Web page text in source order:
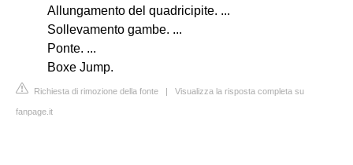
Allungamento del quadricipite. ...
Sollevamento gambe. ...
Ponte. ...
Boxe Jump.
Richiesta di rimozione della fonte | Visualizza la risposta completa su
fanpage.it